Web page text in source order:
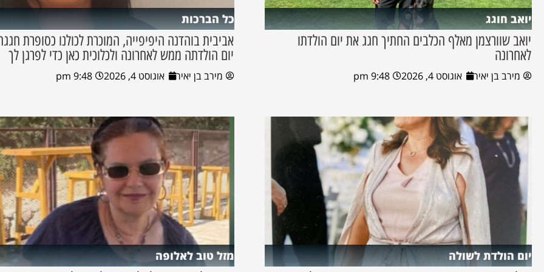
יואב חוגג
יואב שוורצמן מאלף הכלבים החתיך חגג את יום הולדתו
לאחרונה
מירב בן יאיר אוגוסט 4, 2026 9:48 pm
כל הברכות
אביבית בוהדנה היפיפייה, המוכרת לכולנו כסופרת
יום הולדתה ממש לאחרונה ולכלוכית כאן כדי לפרגן לך
מירב בן יאיר אוגוסט 4, 2026 9:48 pm
יום הולדת לשולה מזל טוב לאלופה